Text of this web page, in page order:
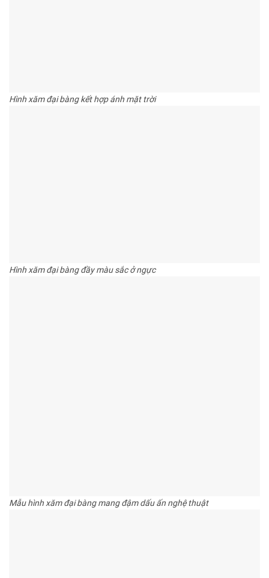
Hình xăm đại bàng kết hợp ánh mặt trời
Hình xăm đại bàng đầy màu sắc ở ngực
Mẫu hình xăm đại bàng mang đậm dấu ấn nghệ thuật